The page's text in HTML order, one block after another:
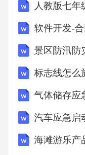
球有多少个？（
0个，网球有多
析】根据三位数
×6的结果，再进
0，积是1500，
【点睛】本题考
计算时不要只看
软件开发-
景区防汛防
标志线怎么
气体储存应
汽车应急启
海滩游乐产